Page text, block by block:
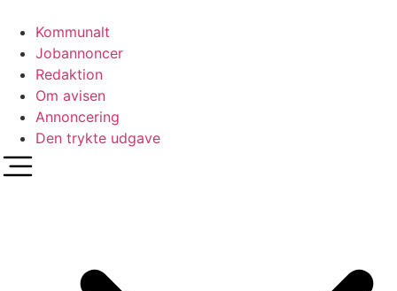
indhold
Kommunalt
Jobannoncer
Redaktion
Om avisen
Annoncering
Den trykte udgave